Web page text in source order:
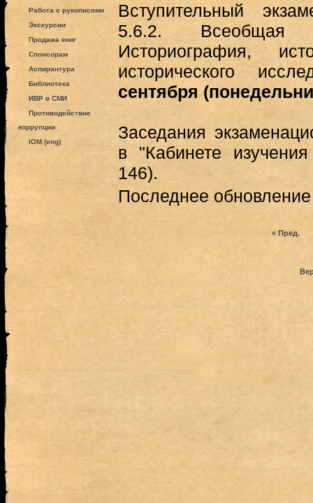
Работа с рукописями
Экскурсии
Продажа книг
Спонсорам
Аспирантура
Библиотека
ИВР в СМИ
Противодействие
коррупции
IOM (eng)
Вступительный
5.6.2.
Историография,
исторического
сентября
Заседания
в "Кабинете
146).
Последнее
« Пред.